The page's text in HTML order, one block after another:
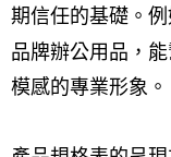
期信任的基礎。例
品牌辦公用品，
模感的專業形象。